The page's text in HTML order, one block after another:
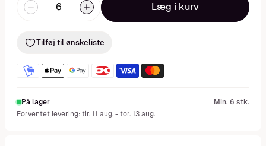
Læg i kurv
Tilføj til ønskeliste
På lager
Min. 6 stk.
Forventet levering: tir. 11 aug. - tor. 13 aug.